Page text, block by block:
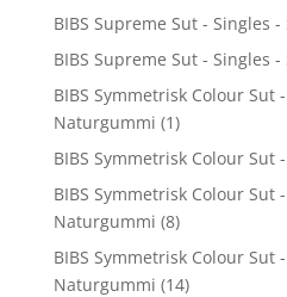
BIBS Supreme Sut - Singles
BIBS Supreme Sut - Singles
BIBS Symmetrisk Colour Sut
Naturgummi (1)
BIBS Symmetrisk Colour Sut
BIBS Symmetrisk Colour Sut
Naturgummi (8)
BIBS Symmetrisk Colour Sut
Naturgummi (14)